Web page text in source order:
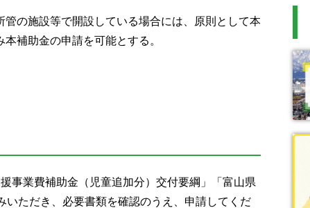
の施設等で開設している場合には、原則として本
補助金の申請を可能とする。
事業費補助金（児童追加分）交付要綱」「富山県
ただき、必要書類を確認のうえ、申請してくだ